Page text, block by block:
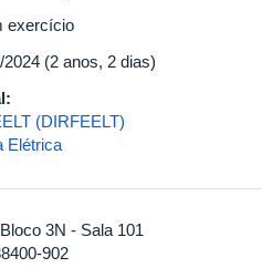
exercício
2024 (2 anos, 2 dias)
(DIRFEELT)
Elétrica
3N - Sala 101
902